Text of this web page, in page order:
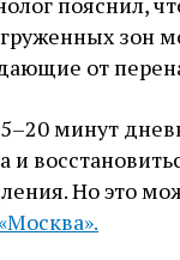
зон
от
минут
и
Но это